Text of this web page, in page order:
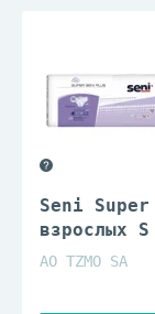
Seni Super
взрослых
АО TZMO SA